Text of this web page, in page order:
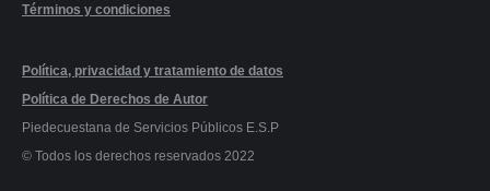
Términos y condiciones
Política, privacidad y tratamiento de datos
Política de Derechos de Autor
Piedecuestana de Servicios Públicos E.S.P
© Todos los derechos reservados 2022